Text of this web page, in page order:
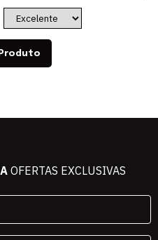
OFERTAS EXCLUSIVAS